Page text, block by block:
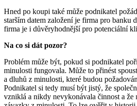
Hned po koupi také může podnikatel
starším datem založení je firma pro banku
firma je i důvěryhodnější pro potenciální
Na co si dát pozor?
Problém může být, pokud si podnikatel
minulosti fungovala. Může to přinést
a dluhů z minulosti, které budou
Podnikatel si tedy musí být jistý, že
vzniklá a nikdy nevykonávala činnost a že